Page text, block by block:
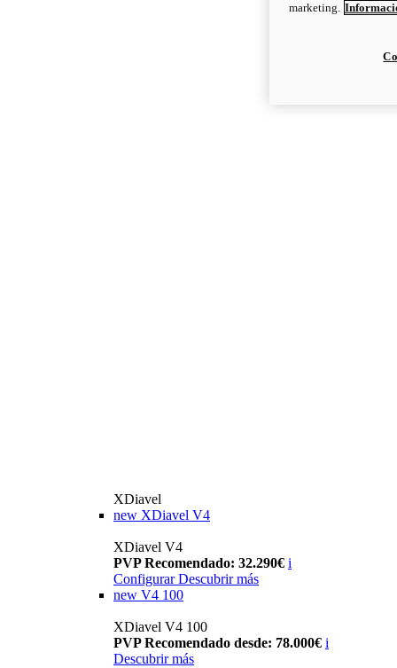
XDiavel
new XDiavel V4
XDiavel V4
PVP Recomendado: 32.290€ i
Configurar Descubrir más
new V4 100
XDiavel V4 100
PVP Recomendado desde: 78.000€ i
Descubrir más
marketing.